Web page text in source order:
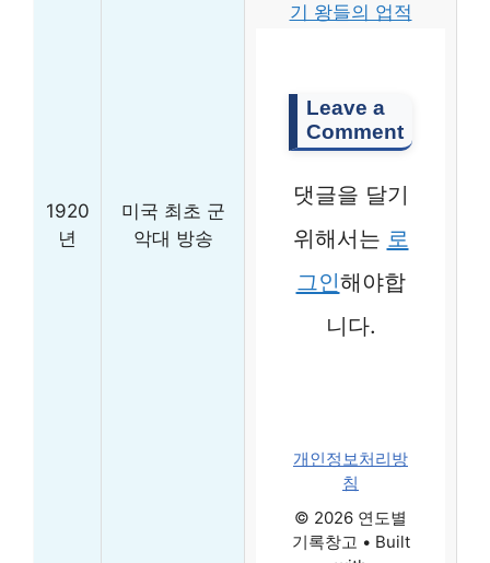
1920
년
미국 최초 군
악대 방송
기 왕들의 업적
Leave a
Comment
댓글을 달기
위해서는 로
그인해야합
니다.
개인정보처리방
침
© 2026 연도별
기록창고 • Built